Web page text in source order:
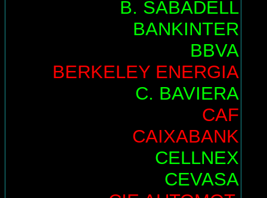
B. SABADELL
BANKINTER
BBVA
BERKELEY ENERGIA
C. BAVIERA
CAF
CAIXABANK
CELLNEX
CEVASA